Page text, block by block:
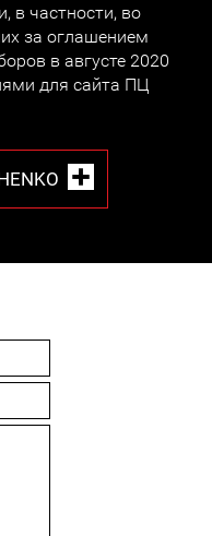
в частности, во
за оглашением
в августе 2020
для сайта ПЦ